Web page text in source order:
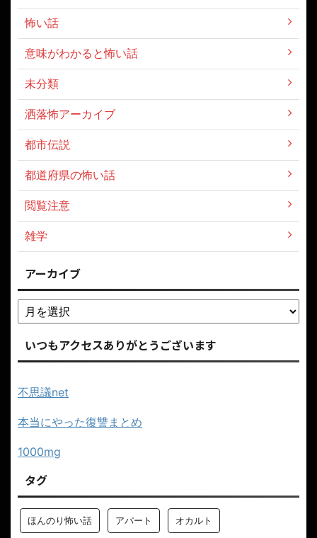
怖い話
意味がわかると怖い話
未分類
洒落怖アーカイブ
都市伝説
都道府県の怖い話
閲覧注意
雑学
アーカイブ
いつもアクセスありがとうございます
不思議net
本当にやった復讐まとめ
1000mg
タグ
ほんのり怖い話 アパート オカルト